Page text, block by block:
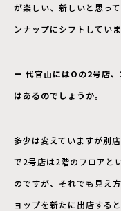
が楽しい、新しいと思っ
ンナップにシフトしていま
ー 代官山にはOの2号店
はあるのでしょうか。
多少は変えていますが別
で2号店は2階のフロアと
のですが、それでも見え
ョップを新たに出店する